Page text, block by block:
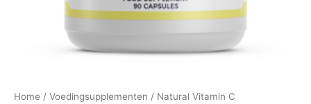
Home / Voedingsupplementen / Natural Vitamin C